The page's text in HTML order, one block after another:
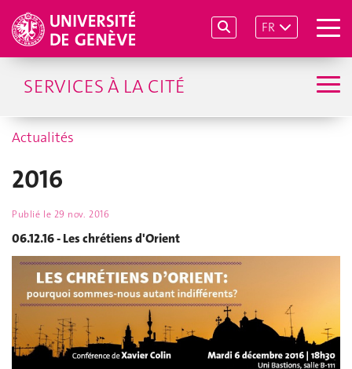
FR
SERVICES À LA CITÉ
Actualités
2016
Publié le 29 nov. 2016
06.12.16 - Les chrétiens d'Orient